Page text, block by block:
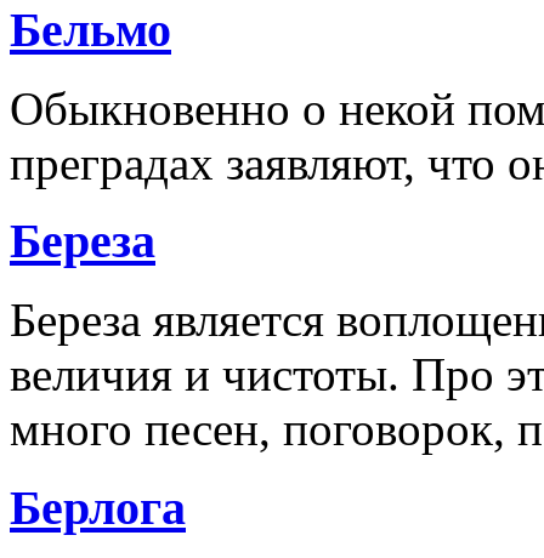
Бельмо
Обыкновенно о некой
преградах заявляют, что
Береза
Береза является
величия и чистоты. Про
много песен, поговорок,
Берлога